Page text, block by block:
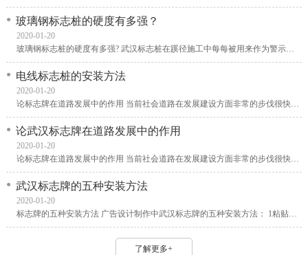
玻璃钢标志桩的硬度有多强？
2020-01-20
玻璃钢标志桩的硬度有多强? 武汉标志桩在蹊径施工中每每被用来作为警示桩，以是必要对环境有很强的顺应本领，那么玻璃钢标志桩的硬度有多强呢?玻璃钢标志桩在平面计划中，版面
电线标志桩的安装方法
2020-01-20
论标志牌在道路发展中的作用 当前社会道路在发展建设方面非常的步伐很快了，绝大多数位置都在显著位置会放置有武汉标志牌，这些都会给旅客带给我们更多的方便。随着经济的进步
论武汉标志牌在道路发展中的作用
2020-01-20
论标志牌在道路发展中的作用 当前社会道路在发展建设方面非常的步伐很快了，绝大多数位置都在显著位置会放置有武汉标志牌，这些都会给旅客带给我们更多的方便。随着经济的进步
武汉标志牌的五种安装方法
2020-01-20
标志牌的五种安装方法 广告设计制作中武汉标志牌的五种安装方法： 1粘贴式 这种方式应用较为广泛，采用的胶粘剂有玻璃胶、AB胶、泡沫胶、海绵胶、双面胶、三氯甲烷、结构胶等。
了解更多+